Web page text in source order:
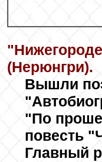
(Нерюнгри).
Вышли
"По
повесть
Главный